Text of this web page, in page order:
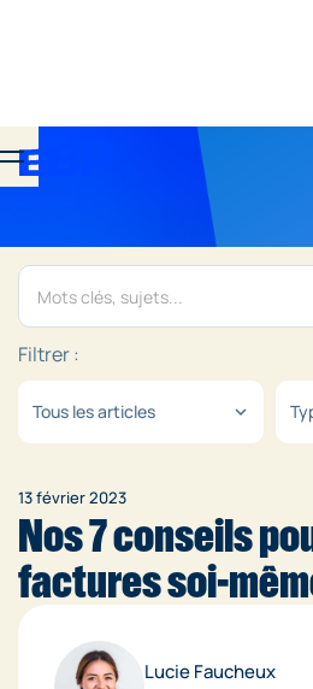
Filtrer :
Tous les articles expand_more
13 février 2023
Nos 7 conseils
factures soi-
Lucie Faucheux